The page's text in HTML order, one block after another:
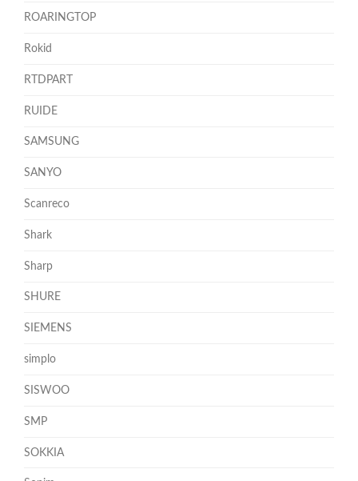
ROARINGTOP
Rokid
RTDPART
RUIDE
SAMSUNG
SANYO
Scanreco
Shark
Sharp
SHURE
SIEMENS
simplo
SISWOO
SMP
SOKKIA